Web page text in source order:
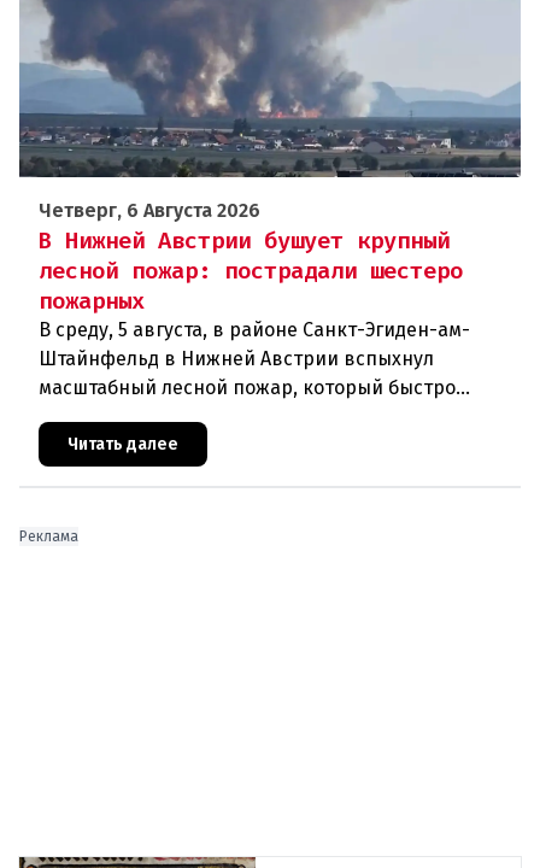
Четверг, 6 Августа 2026
В Нижней Австрии бушует крупный
лесной пожар: пострадали шестеро
пожарных
В среду, 5 августа, в районе Санкт-Эгиден-ам-
Штайнфельд в Нижней Австрии вспыхнул
масштабный лесной пожар, который быстро
В ходе тушения пострадали шесте
Читать далее
Реклама